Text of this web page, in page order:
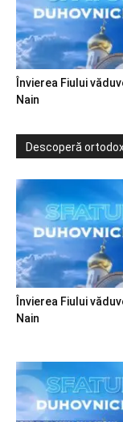
Învierea Fiului
Nain
Descoperă
Învierea Fiului
Nain